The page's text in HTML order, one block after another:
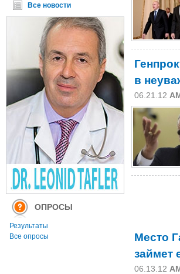
Все новости
ОПРОСЫ
Результаты
Все опросы
в
06.21.12
Место
займет
06.13.12